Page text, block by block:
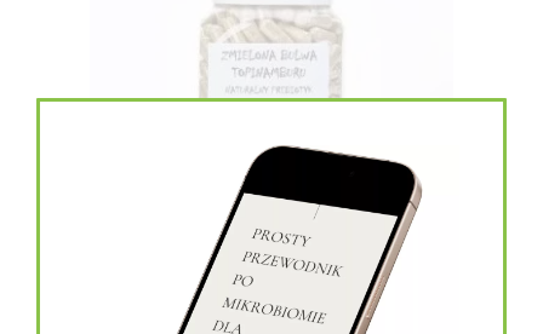
topinambur w kapsułkach